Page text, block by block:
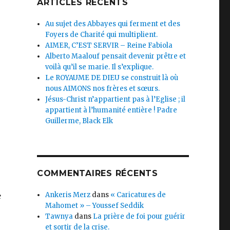
ARTICLES RÉCENTS
Au sujet des Abbayes qui ferment et des
Foyers de Charité qui multiplient.
AIMER, C’EST SERVIR – Reine Fabiola
Alberto Maalouf pensait devenir prêtre et
voilà qu’il se marie. Il s’explique.
Le ROYAUME DE DIEU se construit là où
nous AIMONS nos frères et sœurs.
Jésus-Christ n’appartient pas à l’Eglise ; il
appartient à l’humanité entière ! Padre
Guillerme, Black Elk
COMMENTAIRES RÉCENTS
Ankeris Merz dans « Caricatures de
Mahomet » – Youssef Seddik
Tawnya dans La prière de foi pour guérir
et sortir de la crise.